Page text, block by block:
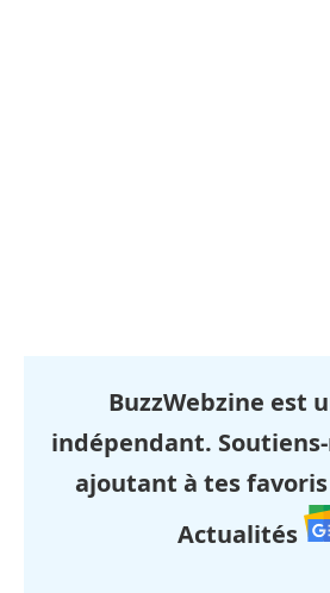
BuzzWebzine est
indépendant.
ajoutant à tes favoris
Actualités